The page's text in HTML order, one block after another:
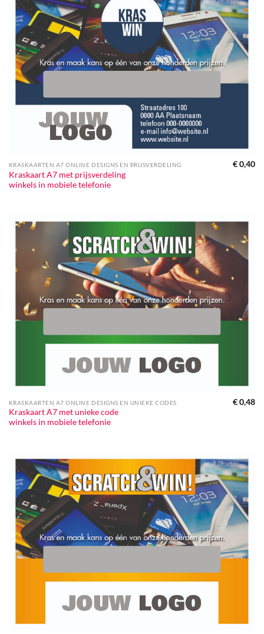
KRASKAARTEN A7 ONLINE DESIGNS EN PRIJSVERDELING
Kraskaart A7 met prijsverdeling
winkels in mobiele telefonie
€0,40
KRASKAARTEN A7 ONLINE DESIGNS EN UNIEKE CODES
Kraskaart A7 met unieke code
winkels in mobiele telefonie
€0,48